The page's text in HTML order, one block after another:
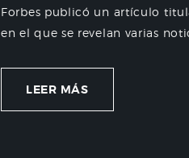
Forbes publicó un artículo
en el que se revelan varias
LEER MÁS